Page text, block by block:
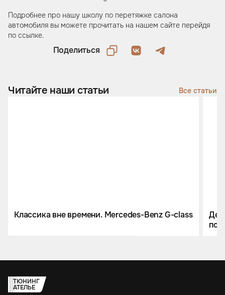
Подробнее про нашу школу по перетяжке салона
автомобиля вы можете прочитать на нашем сайте перейдя
по ссылке.
Поделиться
Читайте наши статьи Все статьи
Классика вне времени. Mercedes-Benz G-class
ТЮНИНГ
АТЕЛЬЕ